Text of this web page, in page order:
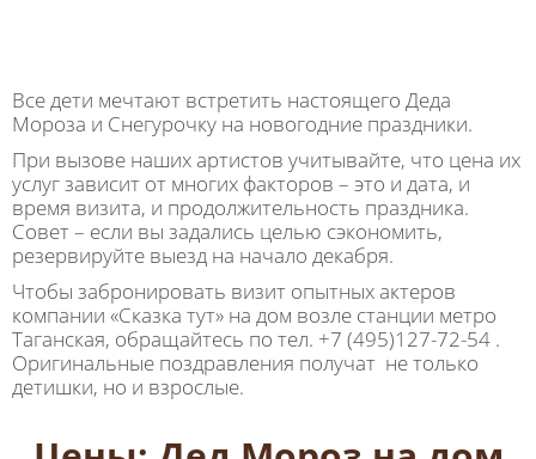
Все дети мечтают встретить настоящего Деда
Мороза и Снегурочку на новогодние праздники.
При вызове наших артистов учитывайте, что цена их
услуг зависит от многих факторов – это и дата, и
время визита, и продолжительность праздника.
Совет – если вы задались целью сэкономить,
резервируйте выезд на начало декабря.
Чтобы забронировать визит опытных актеров
компании «Сказка тут» на дом возле станции метро
Таганская, обращайтесь по тел. +7 (495)127-72-54 .
Оригинальные поздравления получат не только
детишки, но и взрослые.